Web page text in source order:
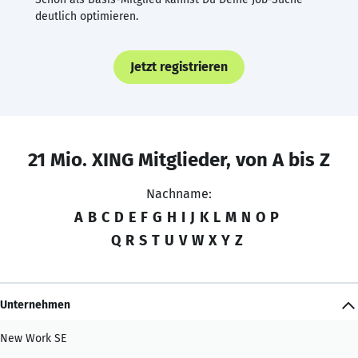
deutlich optimieren.
Jetzt registrieren
21 Mio. XING Mitglieder, von A bis Z
Nachname:
A B C D E F G H I J K L M N O P
Q R S T U V W X Y Z
Unternehmen
New Work SE